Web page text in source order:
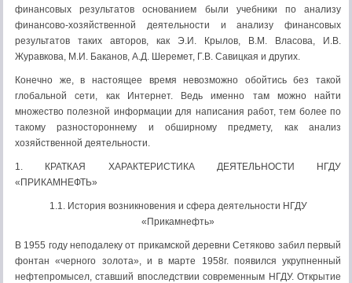
финансовых результатов основанием были учебники по анализу
финансово-хозяйственной деятельности и анализу финансовых
результатов таких авторов, как Э.И. Крылов, В.М. Власова, И.В.
Журавкова, М.И. Баканов, А.Д. Шеремет, Г.В. Савицкая и других.
Конечно же, в настоящее время невозможно обойтись без такой
глобальной сети, как Интернет. Ведь именно там можно найти
множество полезной информации для написания работ, тем более по
такому разностороннему и обширному предмету, как анализ
хозяйственной деятельности.
1. КРАТКАЯ ХАРАКТЕРИСТИКА ДЕЯТЕЛЬНОСТИ НГДУ
«ПРИКАМНЕФТЬ»
1.1. История возникновения и сфера деятельности НГДУ
«Прикамнефть»
В 1955 году неподалеку от прикамской деревни Сетяково забил первый
фонтан «черного золота», и в марте 1958г. появился укрупненный
нефтепромысел, ставший впоследствии современным НГДУ. Открытие